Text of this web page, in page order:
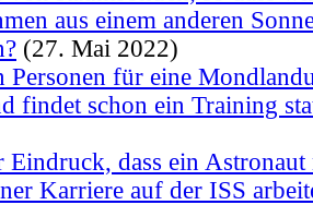
aus einem anderen
(27. Mai 2022)
Personen für eine
findet schon ein Training
Eindruck, dass ein
Karriere auf der ISS